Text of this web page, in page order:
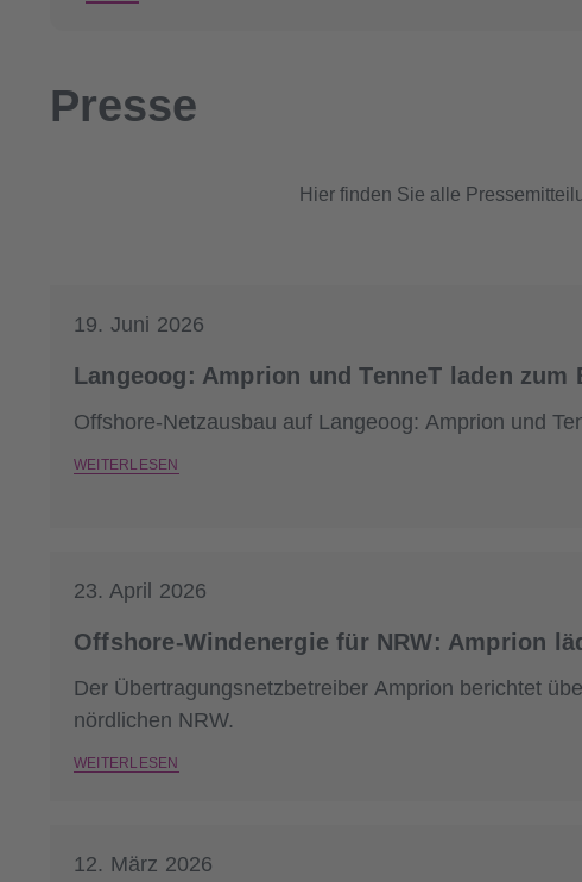
Presse
Hier finden Sie alle
19. Juni 2026
Langeoog: Amprion und TenneT laden
Offshore-Netzausbau auf Langeoog: Amprion und
WEITERLESEN
23. April 2026
Offshore-Windenergie für NRW: Amprion
Der Übertragungsnetzbetreiber Amprion berichtet
nördlichen NRW.
WEITERLESEN
12. März 2026